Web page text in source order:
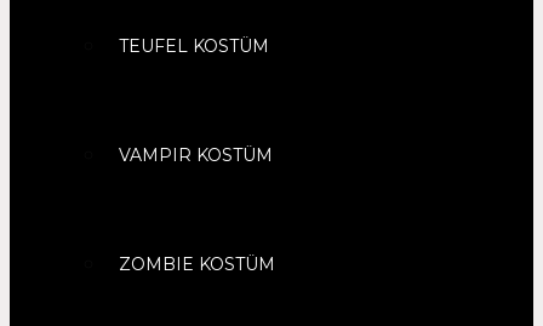
TEUFEL KOSTÜM
VAMPIR KOSTÜM
ZOMBIE KOSTÜM